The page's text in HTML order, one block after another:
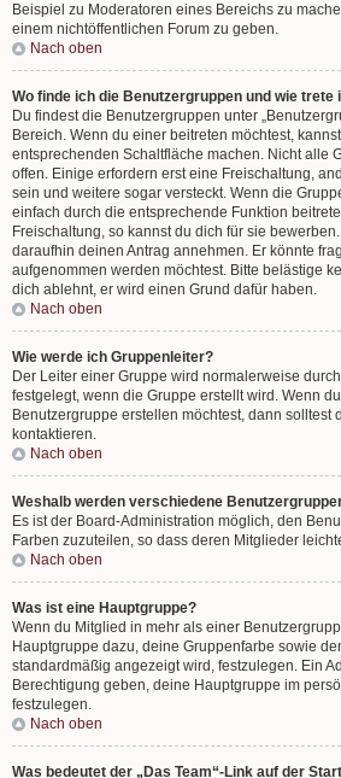
Beispiel zu Moderatoren eines Bereichs zu
einem nichtöffentlichen Forum zu geben.
Nach oben
Wo finde ich die Benutzergruppen und wie trete
Du findest die Benutzergruppen unter
Bereich. Wenn du einer beitreten möchtest,
entsprechenden Schaltfläche machen. Nicht alle
offen. Einige erfordern erst eine Freischaltung,
sein und weitere sogar versteckt. Wenn die
einfach durch die entsprechende Funktion
Freischaltung, so kannst du dich für sie
daraufhin deinen Antrag annehmen. Er könnte
aufgenommen werden möchtest. Bitte belästige
dich ablehnt, er wird einen Grund dafür haben.
Nach oben
Wie werde ich Gruppenleiter?
Der Leiter einer Gruppe wird normalerweise
festgelegt, wenn die Gruppe erstellt wird. Wenn
Benutzergruppe erstellen möchtest, dann solltest
kontaktieren.
Nach oben
Weshalb werden verschiedene
Es ist der Board-Administration möglich, den
Farben zuzuteilen, so dass deren Mitglieder
Nach oben
Was ist eine Hauptgruppe?
Wenn du Mitglied in mehr als einer
Hauptgruppe dazu, deine Gruppenfarbe sowie
standardmäßig angezeigt wird, festzulegen. Ein
Berechtigung geben, deine Hauptgruppe im
festzulegen.
Nach oben
Was bedeutet der „Das Team“-Link auf der